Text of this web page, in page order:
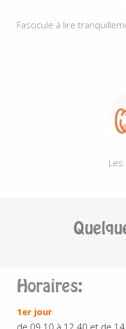
Fascicule à lire
Horaires:
1er jour